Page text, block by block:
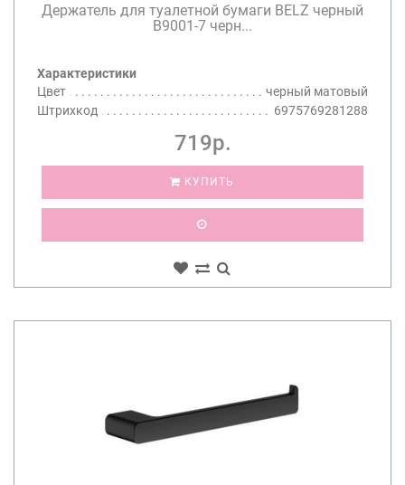
Держатель для туалетной бумаги BELZ черный
B9001-7 черн...
Характеристики
Цвет
черный матовый
Штрихкод
6975769281288
719р.
КУПИТЬ